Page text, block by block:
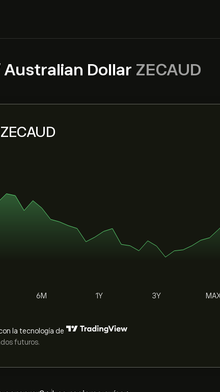
Australian Dollar ZECAUD
6M 1Y 3Y
la tecnología de
futuros.